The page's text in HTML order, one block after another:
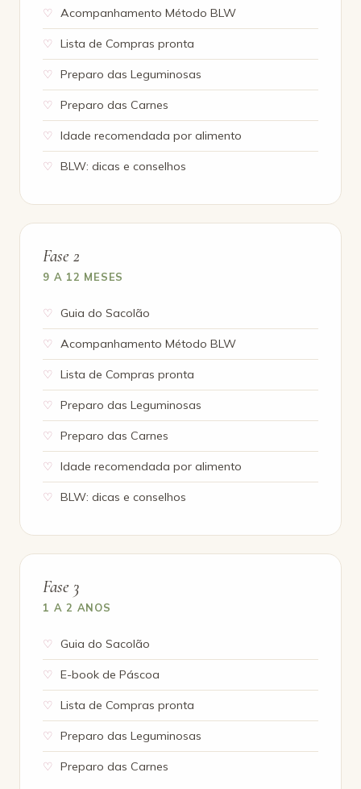
Acompanhamento Método BLW
Lista de Compras pronta
Preparo das Leguminosas
Preparo das Carnes
Idade recomendada por alimento
BLW: dicas e conselhos
Fase 2
9 A 12 MESES
Guia do Sacolão
Acompanhamento Método BLW
Lista de Compras pronta
Preparo das Leguminosas
Preparo das Carnes
Idade recomendada por alimento
BLW: dicas e conselhos
Fase 3
1 A 2 ANOS
Guia do Sacolão
E-book de Páscoa
Lista de Compras pronta
Preparo das Leguminosas
Preparo das Carnes